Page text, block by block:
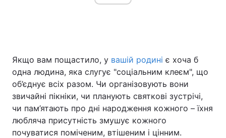
Головна Війна
Україна Політика
Спорт Наука
Якщо вам пощастило, у вашій родині є хоча б
одна людина, яка слугує "соціальним клеєм", що
об’єднує всіх разом. Чи організовують вони
звичайні пікніки, чи планують святкові зустрічі,
чи пам’ятають про дні народження кожного – їхня
любляча присутність змушує кожного
почуватися поміченим, втішеним і цінним.